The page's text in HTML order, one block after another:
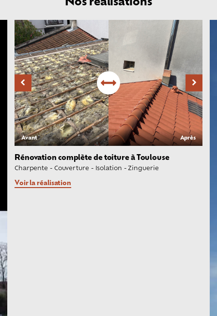
Avant Après
Rénovation complète de toiture à Toulouse
Charpente - Couverture - Isolation -Zinguerie
Voir la réalisation